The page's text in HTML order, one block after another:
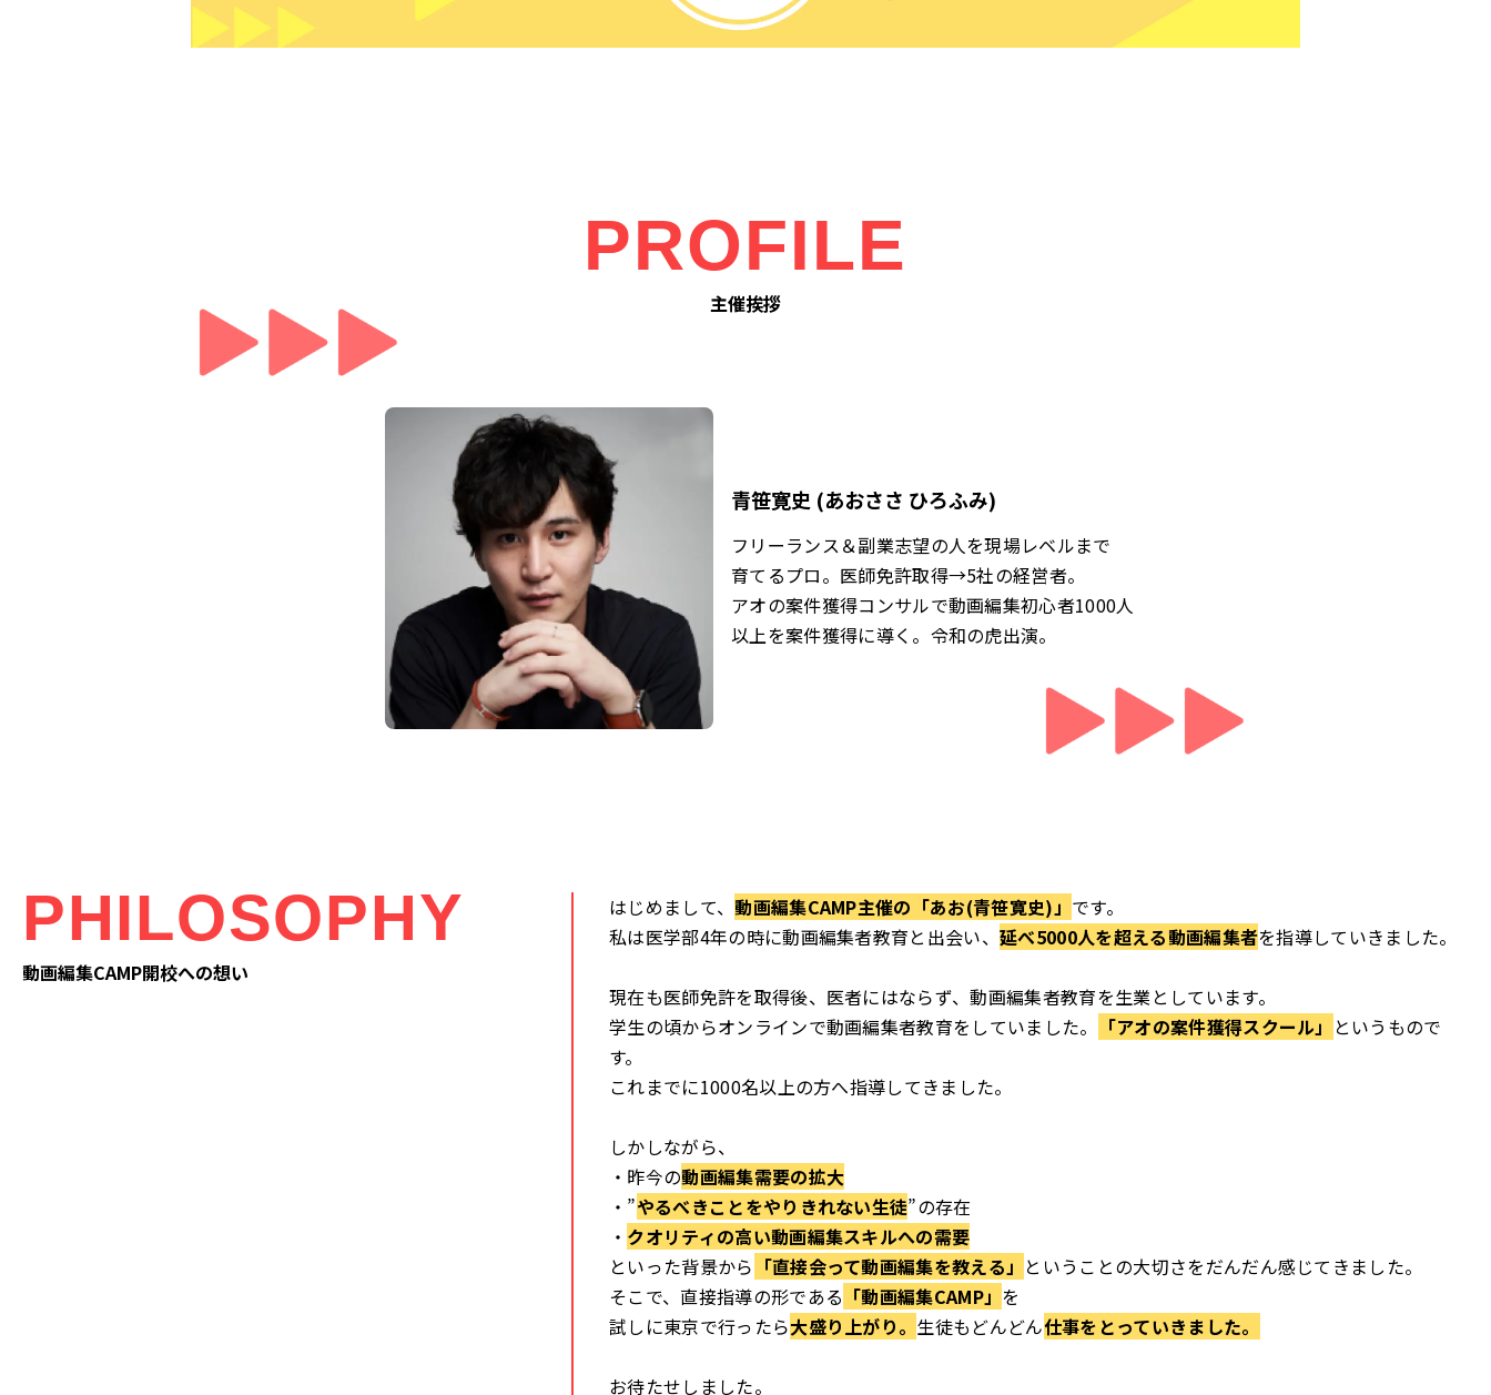
PROFILE
主催挨拶
青笹寛史 (あおささ ひろふみ)
フリーランス＆副業志望の人を現場レベルまで
育てるプロ。医師免許取得→5社の経営者。
アオの案件獲得コンサルで動画編集初心者1000人
以上を案件獲得に導く。令和の虎出演。
PHILOSOPHY
動画編集CAMP開校への想い
はじめまして、動画編集CAMP主催の 「あお(青笹寛史)」 です。
私は医学部4年の時に動画編集者教育と出会い、延べ5000人を超える動画編集者を指導していきました。
現在も医師免許を取得後、医者にはならず、動画編集者教育を生業としています。
学生の頃からオンラインで動画編集者教育をしていました。 「アオの案件獲得スクール」 というもので
す。
これまでに1000名以上の方へ指導してきました。
しかしながら、
・昨今の動画編集需要の拡大
・”やるべきことをやりきれない生徒”の存在
・ クオリティの高い動画編集スキルへの需要
といった背景から 「直接会って動画編集を教える」 ということの大切さをだんだん感じてきました。
そこで、 直接指導の形である 「動画編集CAMP」 を
試しに東京で行ったら大盛り上がり。 生徒もどんどん仕事をとっていきました。
お待たせしました。